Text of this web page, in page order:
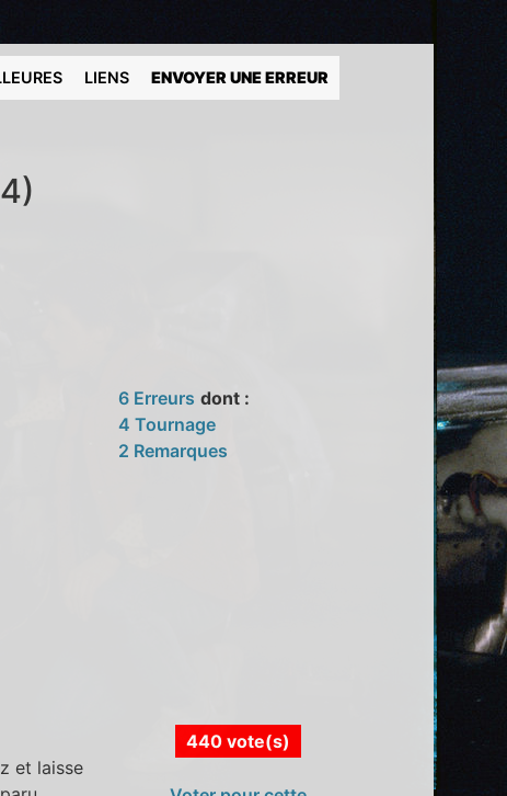
LIENS ENVOYER UNE ERREUR
6 Erreurs dont :
4 Tournage
2 Remarques
et laisse
440 vote(s)